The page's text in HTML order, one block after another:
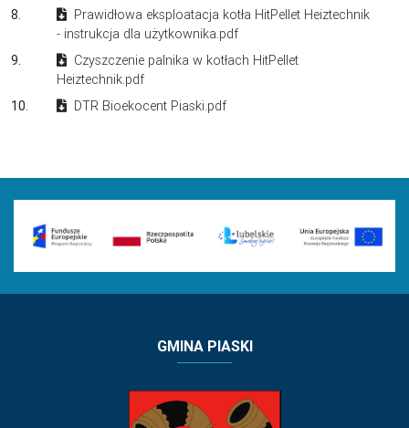
8.
Prawidłowa eksploatacja kotła HitPellet Heiztechnik
- instrukcja dla użytkownika.pdf
9.
Czyszczenie palnika w kotłach HitPellet
Heiztechnik.pdf
10.
DTR Bioekocent Piaski.pdf
GMINA PIASKI